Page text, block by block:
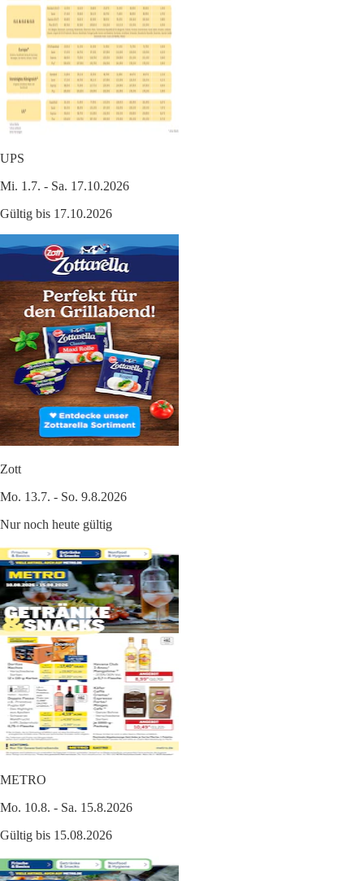
UPS
Mi. 1.7. - Sa. 17.10.2026
Gültig bis 17.10.2026
Zott
Mo. 13.7. - So. 9.8.2026
Nur noch heute gültig
METRO
Mo. 10.8. - Sa. 15.8.2026
Gültig bis 15.08.2026